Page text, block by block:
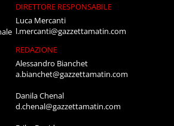
DIRETTORE RESPONSABILE
Luca Mercanti
l.mercanti@gazzettamatin.com
REDAZIONE
Alessandro Bianchet
a.bianchet@gazzettamatin.com
Danila Chenal
d.chenal@gazzettamatin.com